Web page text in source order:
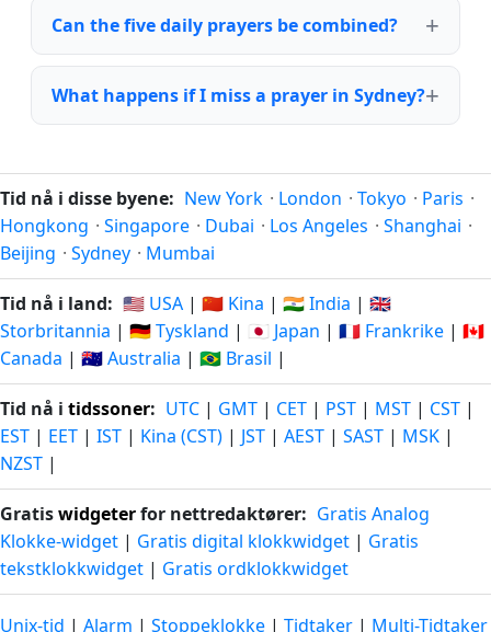
Can the five daily prayers be combined?
What happens if I miss a prayer in Sydney?
Tid nå i disse byene: New York · London · Tokyo · Paris ·
Hongkong · Singapore · Dubai · Los Angeles · Shanghai ·
Beijing · Sydney · Mumbai
Tid nå i land: 🇺🇸 USA | 🇨🇳 Kina | 🇮🇳 India | 🇬🇧
Storbritannia | 🇩🇪 Tyskland | 🇯🇵 Japan | 🇫🇷 Frankrike | 🇨🇦
Canada | 🇦🇺 Australia | 🇧🇷 Brasil |
Tid nå i tidssoner: UTC | GMT | CET | PST | MST | CST |
EST | EET | IST | Kina (CST) | JST | AEST | SAST | MSK |
NZST |
Gratiswidgeterfor nettredaktører: Gratis Analog
Klokke-widget | Gratis digital klokkwidget | Gratis
tekstklokkwidget | Gratis ordklokkwidget
Unix-tid | Alarm | Stoppeklokke | Tidtaker | Multi-Tidtaker